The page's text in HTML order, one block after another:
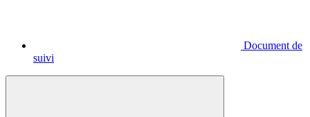
Document de
suivi